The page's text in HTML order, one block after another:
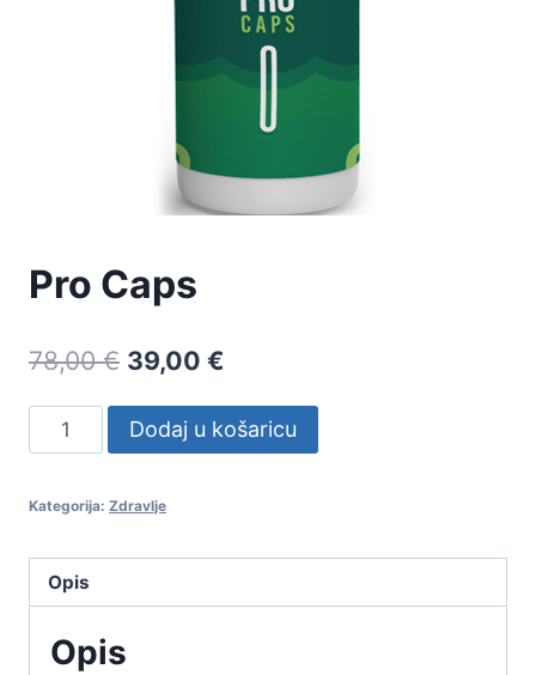
Pro Caps
78,00€ Original
price
was:
39,00 €
price
is:
Caps
Dodaj u košaricu
Kategorija: Zdravlje
Opis
Opis